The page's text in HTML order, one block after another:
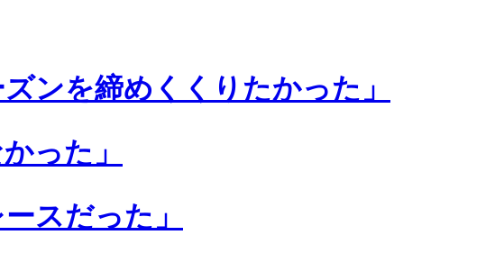
ンを締めくくりたかった」
った」
スだった」